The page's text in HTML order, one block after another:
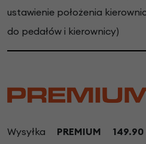
ustawienie położenia
do pedałów i kierownicy)
Wysyłka PREMIUM